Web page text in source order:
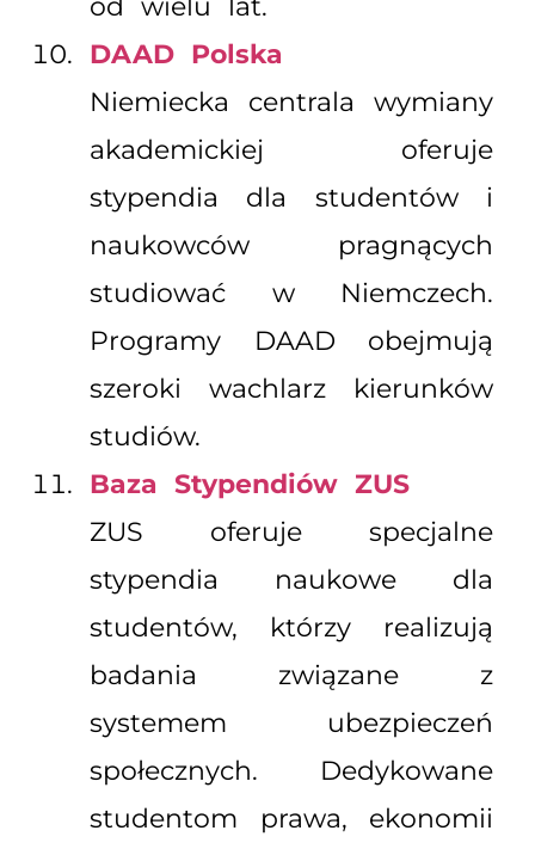
od wielu lat.
DAAD Polska
Niemiecka centrala wymiany
akademickiej oferuje
stypendia dla studentów i
naukowców pragnących
studiować w Niemczech.
Programy DAAD obejmują
szeroki wachlarz kierunków
studiów.
Baza Stypendiów ZUS
ZUS oferuje specjalne
stypendia naukowe dla
studentów, którzy realizują
badania związane z
systemem ubezpieczeń
społecznych. Dedykowane
studentom prawa, ekonomii